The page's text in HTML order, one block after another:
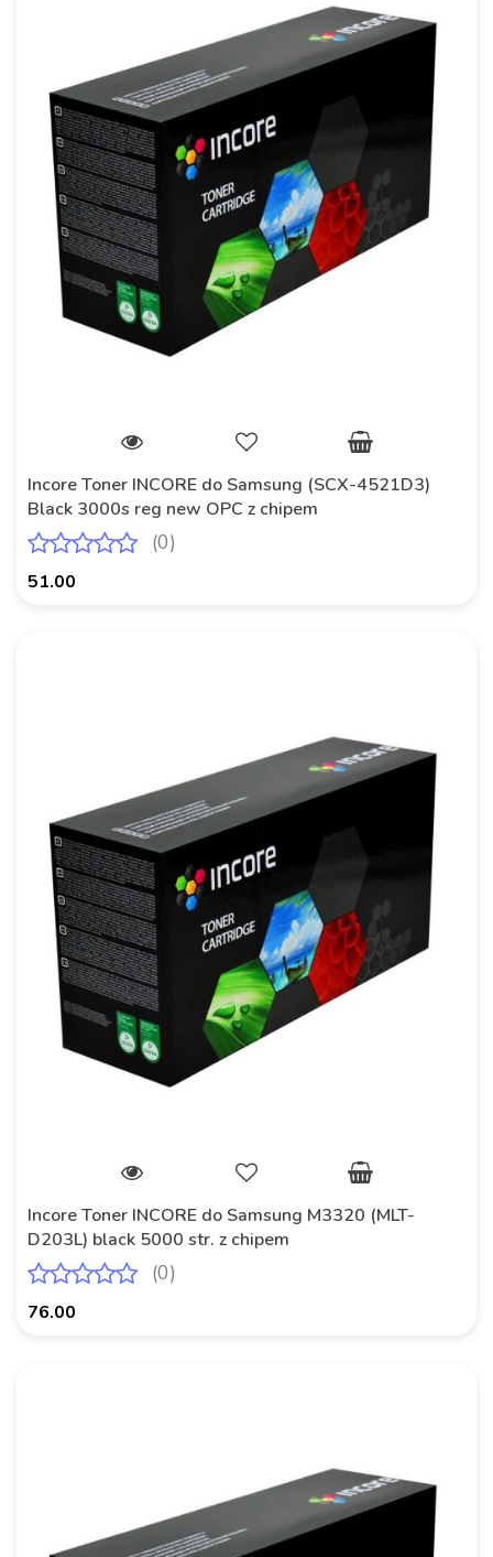
Incore Toner INCORE do Samsung (SCX-4521D3)
Black 3000s reg new OPC z chipem
(0)
51.00
Incore Toner INCORE do Samsung M3320 (MLT-
D203L) black 5000 str. z chipem
(0)
76.00